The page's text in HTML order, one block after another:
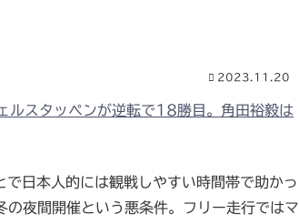
2023.11.20
スタッペンが逆転で18勝目。角田裕毅は
日本人的には観戦しやすい時間帯で助かっ
夜間開催という悪条件。フリー走行ではマ